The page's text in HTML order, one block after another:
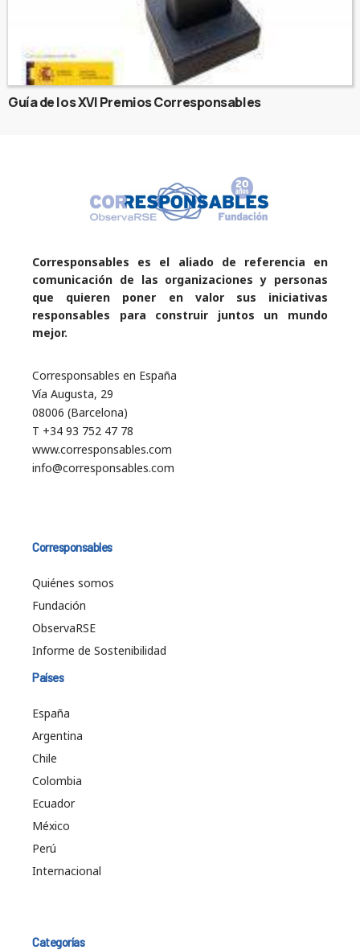
Guía de los XVI Premios Corresponsables
Corresponsables es el aliado de referencia en
comunicación de las organizaciones y personas
que quieren poner en valor sus iniciativas
responsables para construir juntos un mundo
mejor.
Corresponsables en España
Vía Augusta, 29
08006 (Barcelona)
T +34 93 752 47 78
www.corresponsables.com
info@corresponsables.com
Corresponsables
Quiénes somos
Fundación
ObservaRSE
Informe de Sostenibilidad
Países
España
Argentina
Chile
Colombia
Ecuador
México
Perú
Internacional
Categorías